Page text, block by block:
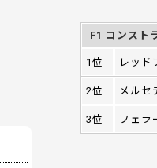
F1 コンスト
1位 レッド
2位 メルセ
3位 フェラ